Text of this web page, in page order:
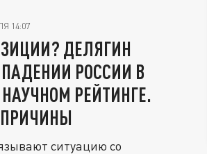
14:07
ДЕЛЯГИН
РОССИИ В
РЕЙТИНГЕ.
ситуацию со